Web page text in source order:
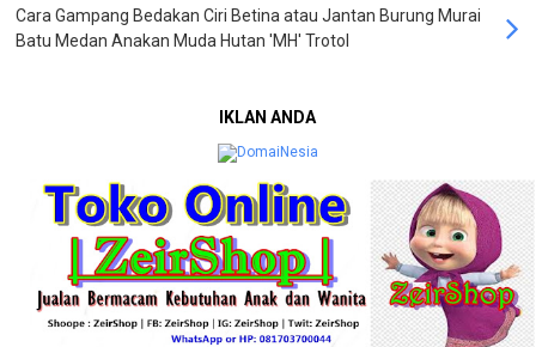
Cara Gampang Bedakan Ciri Betina atau Jantan Burung Murai
Batu Medan Anakan Muda Hutan 'MH' Trotol
IKLAN ANDA